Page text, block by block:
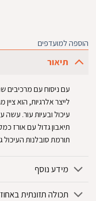
הוספה למועדפים
תיאור
עם ניסוח עם מרכיבים
לייצר אלרגיות, הוא ציין
עיכול ובעיות עור.
תיאבון גדול עם אורז
תורמת סובלנות העיכול
מידע נוסף
תכולה תזונתית